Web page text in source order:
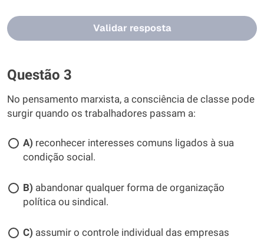
Validar resposta
Questão 3
No pensamento marxista, a consciência de classe pode
surgir quando os trabalhadores passam a:
A) reconhecer interesses comuns ligados à sua
condição social.
B) abandonar qualquer forma de organização
política ou sindical.
C) assumir o controle individual das empresas